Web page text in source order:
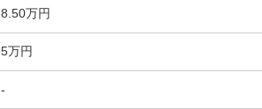
8.50万円
5万円
-